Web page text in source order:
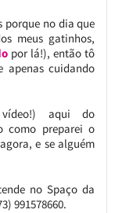
porque no dia que
meus gatinhos,
por lá!), então tô
apenas cuidando
aqui do
como preparei o
e se alguém
no Spaço da
991578660.